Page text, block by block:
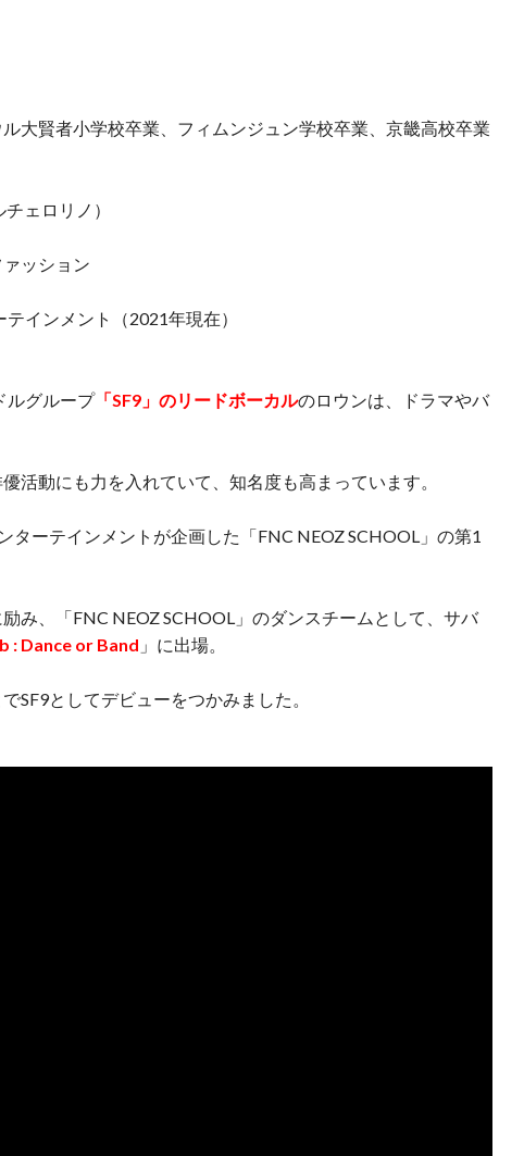
大賢者小学校卒業、フィムンジュン学校卒業、京畿高校卒業
ェロリノ）
ッション
インメント（2021年現在）
ルグループ「SF9」のリードボーカルのロウンは、ドラマやバ
活動にも力を入れていて、知名度も高まっています。
ターテインメントが企画した「FNC NEOZ SCHOOL」の第1
み、「FNC NEOZ SCHOOL」のダンスチームとして、サバ
: Dance or Band 」に出場。
SF9としてデビューをつかみました。